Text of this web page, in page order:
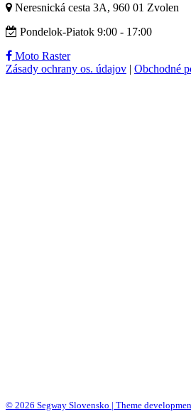
Neresnická cesta 3A, 960 01 Zvolen
Pondelok-Piatok 9:00 - 17:00
Moto Raster
Zásady ochrany os. údajov | Obchodné
© 2026 Segway Slovensko | Theme